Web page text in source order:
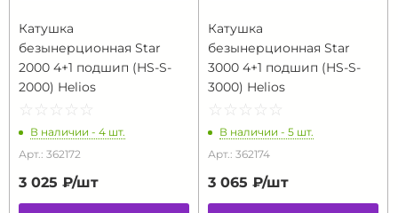
Катушка
безынерционная Star
2000 4+1 подшип (HS-S-
2000) Helios
☆ ☆ ☆ ☆ ☆
★ ★ ★ ★ ★
В наличии - 4 шт.
Арт.: 362172
3 025 ₽/шт
Катушка
безынерционная Star
3000 4+1 подшип (HS-S-
3000) Helios
☆ ☆ ☆ ☆ ☆
★ ★ ★ ★ ★
В наличии - 5 шт.
Арт.: 362174
3 065 ₽/шт